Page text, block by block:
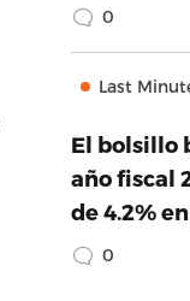
0
Last
El bolsillo
año fiscal
de 4.2%
0